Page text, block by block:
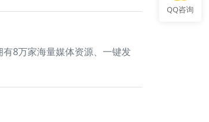
8万家海量媒体资源、一键发
QQ咨询